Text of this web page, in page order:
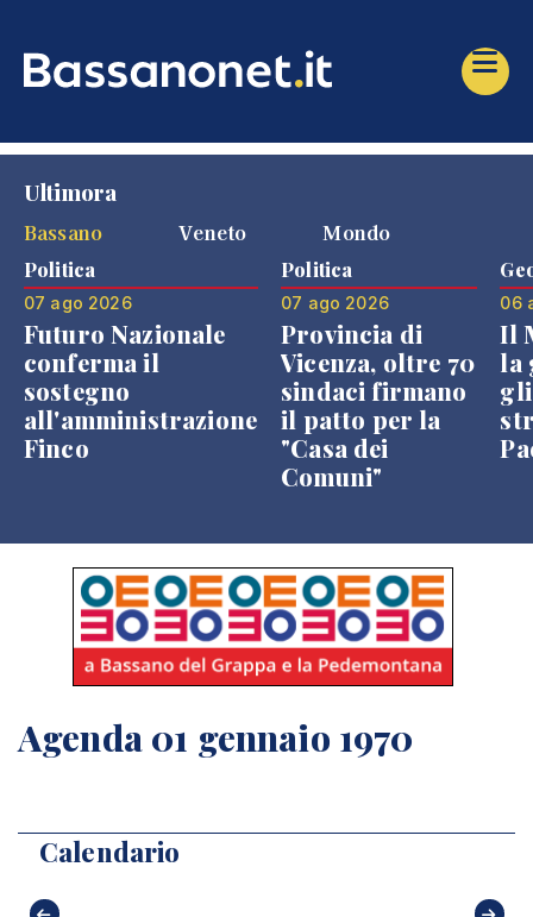
Ultimora
Bassano
Veneto Mondo
Politica
07 ago 2026
Futuro Nazionale
conferma il
sostegno
all'amministrazione
Finco
Politica
07 ago 2026
Provincia di
Vicenza, oltre 70
sindaci firmano
il patto per la
"Casa dei
Comuni"
06
Il
la
Agenda 01 gennaio 1970
Calendario